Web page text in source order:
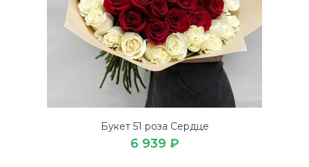
Закажите красивый Букет 51 красная роза по выгодной
цене на Татьянин день в доставке цветов ЛЮБИМЫЕ ..
Букет 51 роза Сердце
6 939 ₽